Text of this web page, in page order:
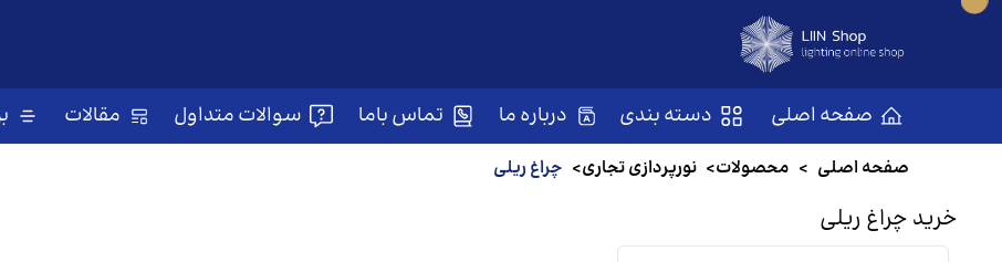
صفحه اصلی دسته بندی درباره ما تماس باما سوالات متداول مقالات
صفحه اصلی > محصولات> نورپردازی تجاری> چراغ ریلی
خرید چراغ ریلی